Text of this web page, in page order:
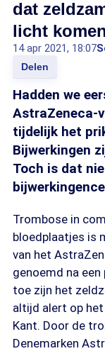
dat
licht
14 apr 2021, 18:07
Delen
Hadden we
AstraZeneca-
tijdelijk het
Bijwerkingen
Toch is dat
Trombose in
bloedplaatjes is
van het
genoemd na
toe zijn het
altijd alert op
Kant. Door de
Denemarken